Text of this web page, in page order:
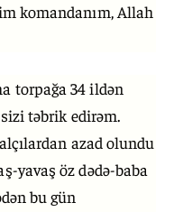
komandanım, Allah
torpağa 34 ildən
sizi təbrik edirəm.
azad olundu
yavaş öz dədə-baba
bu gün